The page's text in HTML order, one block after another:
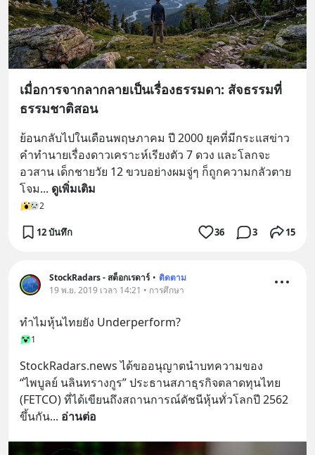
เมื่อการจากลากลายเป็นเรื่องธรรมดา: สัจธรรมที่
ธรรมชาติสอน
ย้อนกลับไปในเดือนพฤษภาคม ปี 2000 ยุคที่มีกระแสข่าว
คำทำนายเรื่องดาวเคราะห์เรียงตัว 7 ดวง และโลกจะ
อวสาน เด็กชายวัย 12 ขวบอย่างผมจู่ๆ ก็ถูกความกลัวตาย
โจม... ดูเพิ่มเติม
2
12 บันทึก 36 3 15
StockRadars - สต็อกเรดาร์ • ติดตาม
19 พ.ย. 2019 เวลา 14:21 • การศึกษา
ทำไมหุ้นไทยยัง Underperform?
1
StockRadars.news ได้ขออนุญาตนำบทความของ
“ไพบูลย์ นลินทรางกูร” ประธานสภาธุรกิจตลาดทุนไทย
(FETCO) ที่ได้เขียนถึงสถานการณ์ดัชนีหุ้นทั่วโลกปี 2562
ขึ้นกัน... อ่านต่อ